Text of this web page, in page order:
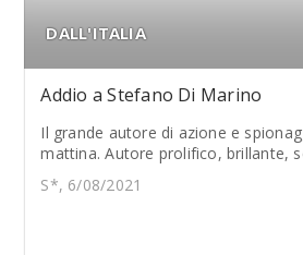
DALL'ITALIA
Addio a Stefano Di Marino
Il grande autore di azione e
mattina. Autore prolifico, brillante,
S*, 6/08/2021